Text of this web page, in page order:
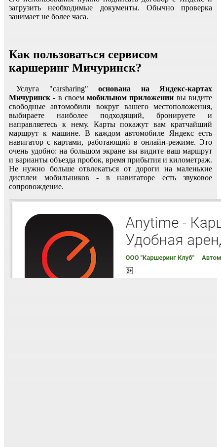
загрузить необходимые документы. Обычно проверка
занимает не более часа.
Как пользоваться сервисом
каршеринг Мичуринск?
Услуга "carsharing" основана на Яндекс-картах
Мичуринск - в своеммобильном приложении вы видите
свободные автомобили вокруг вашего местоположения,
выбираете наиболее подходящий, бронируете и
направляетесь к нему. Карты покажут вам кратчайший
маршрут к машине. В каждом автомобиле Яндекс есть
навигатор с картами, работающий в онлайн-режиме. Это
очень удобно: на большом экране вы видите ваш маршрут
и варианты объезда пробок, время прибытия и километраж.
Не нужно больше отвлекаться от дороги на маленькие
дисплеи мобильников - в навигаторе есть звуковое
сопровождение.